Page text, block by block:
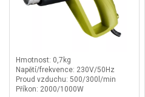
Hmotnost: 0,7kg
Napětí/frekvence: 230V/50Hz
Proud vzduchu: 500/300l/min
Příkon: 2000/1000W